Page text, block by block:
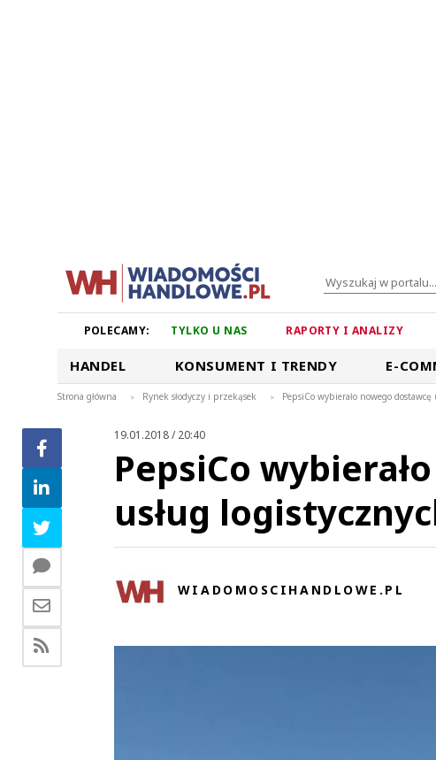
POLECAMY: TYLKO U NAS RAPORTY I ANALIZY
HANDEL KONSUMENT I TRENDY E-
Strona główna > Rynek słodyczy i przekąsek > PepsiCo wybierało nowego
19.01.2018 / 20:40
PepsiCo
usług
WIADOMOSCIHANDLOWE.PL